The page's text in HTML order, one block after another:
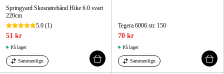
Springyard Skosnørebånd Hike 6.0 svart
220cm
5.0 (1)
51 kr
På lager
Sammenlign
Tegera 6006 str. 150
70 kr
På lager
Sammenlign